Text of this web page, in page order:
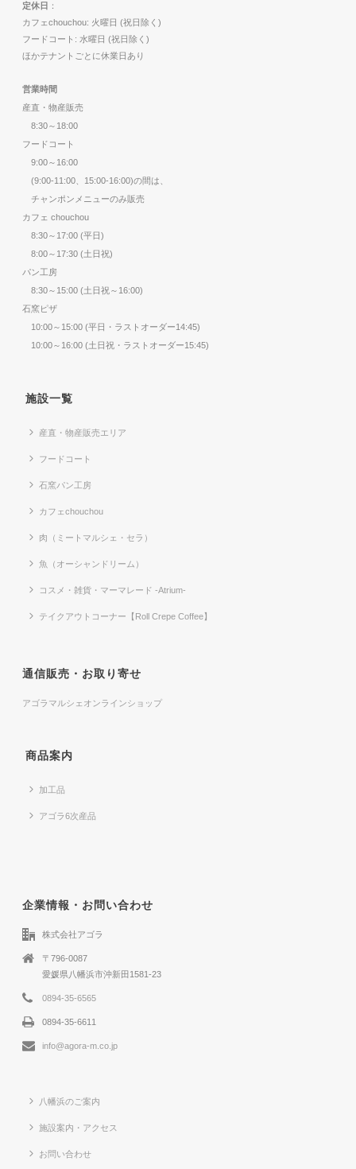
定休日 ：
カフェchouchou: 火曜日 (祝日除く)
フードコート: 水曜日 (祝日除く)
ほかテナントごとに休業日あり
営業時間
産直・物産販売
8:30～18:00
フードコート
9:00～16:00
(9:00-11:00、15:00-16:00)の間は、
チャンポンメニューのみ販売
カフェ chouchou
8:30～17:00 (平日)
8:00～17:30 (土日祝)
パン工房
8:30～15:00 (土日祝～16:00)
石窯ピザ
10:00～15:00 (平日・ラストオーダー14:45)
10:00～16:00 (土日祝・ラストオーダー15:45)
施設一覧
産直・物産販売エリア
フードコート
石窯パン工房
カフェchouchou
肉（ミートマルシェ・セラ）
魚（オーシャンドリーム）
コスメ・雑貨・マーマレード -Atrium-
テイクアウトコーナー【Roll Crepe Coffee】
通信販売・お取り寄せ
アゴラマルシェオンラインショップ
商品案内
加工品
アゴラ6次産品
企業情報・お問い合わせ
株式会社アゴラ
〒796-0087
愛媛県八幡浜市沖新田1581-23
0894-35-6565
0894-35-6611
info@agora-m.co.jp
八幡浜のご案内
施設案内・アクセス
お問い合わせ